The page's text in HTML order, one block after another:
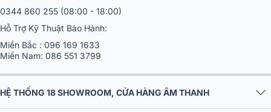
0344 860 255 (08:00 - 18:00)
Hỗ Trợ Kỹ Thuật Bảo Hành:
Miền Bắc : 096 169 1633
Miền Nam: 086 551 3799
HỆ THỐNG 18 SHOWROOM, CỬA HÀNG ÂM THANH